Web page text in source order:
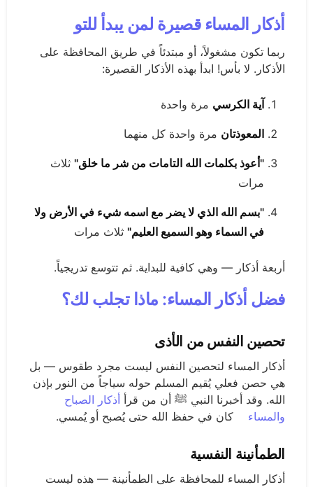
أذكار المساء قصيرة لمن يبدأ للتو
ربما تكون مشغولاً، أو مبتدئاً في طريق المحافظة على
الأذكار. لا بأس! ابدأ بهذه الأذكار القصيرة:
آية الكرسي مرة واحدة
المعوذتان مرة واحدة كل منهما
"أعوذ بكلمات الله التامات من شر ما خلق" ثلاث
مرات
"بسم الله الذي لا يضر مع اسمه شيء في الأرض ولا
في السماء وهو السميع العليم" ثلاث مرات
أربعة أذكار — وهي كافية للبداية. ثم تتوسع تدريجياً.
فضل أذكار المساء: ماذا تجلب لك؟
تحصين النفس من الأذى
أذكار المساء لتحصين النفس ليست مجرد طقوس — بل
هي حصن فعلي يُقيم المسلم حوله سياجاً من النور بإذن
الله. وقد أخبرنا النبي ﷺ أن من قرأ أذكار الصباح
والمساء
كان في حفظ الله حتى يُصبح أو يُمسي.
الطمأنينة النفسية
أذكار المساء للمحافظة على الطمأنينة — هذه ليست